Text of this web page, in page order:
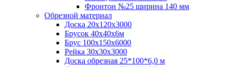
Фронтон №25 ширина 140 мм
Обрезной материал
Доска 20х120х3000
Брусок 40х40х6м
Брус 100х150х6000
Рейка 30х30х3000
Доска обрезная 25*100*6,0 м